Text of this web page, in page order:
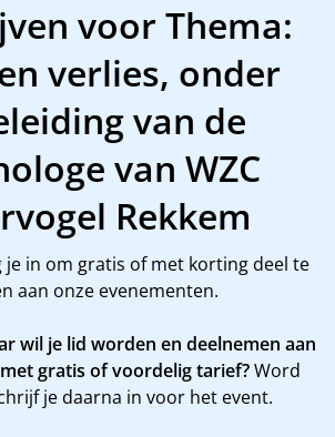
voor Thema:
verlies, onder
van de
van WZC
Rekkem
in om gratis of met korting deel te
aan onze evenementen.
wil je lid worden en deelnemen aan
gratis of voordelig tarief?Word
je daarna in voor het event.